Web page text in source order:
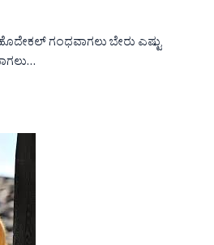
ಗಂಧವಾಗಲು ಬೇರು ಎಷ್ಟು